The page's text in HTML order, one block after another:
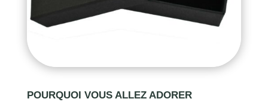
POURQUOI VOUS ALLEZ ADORER